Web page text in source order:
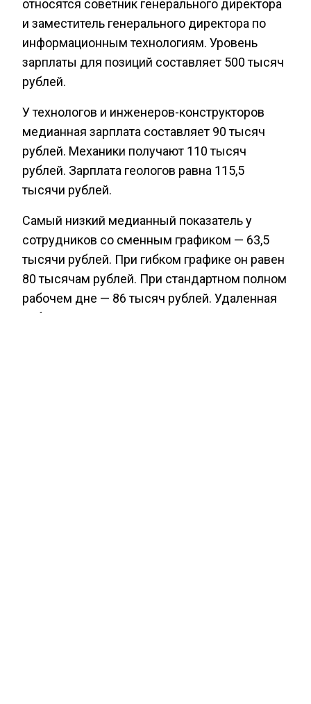
относятся советник генерального директора
и заместитель генерального директора по
информационным технологиям. Уровень
зарплаты для позиций составляет 500 тысяч
рублей.
У технологов и инженеров-конструкторов
медианная зарплата составляет 90 тысяч
рублей. Механики получают 110 тысяч
рублей. Зарплата геологов равна 115,5
тысячи рублей.
Самый низкий медианный показатель у
сотрудников со сменным графиком — 63,5
тысячи рублей. При гибком графике он равен
80 тысячам рублей. При стандартном полном
рабочем дне — 86 тысяч рублей. Удаленная
работа оплачивается в среднем в 100 тысяч